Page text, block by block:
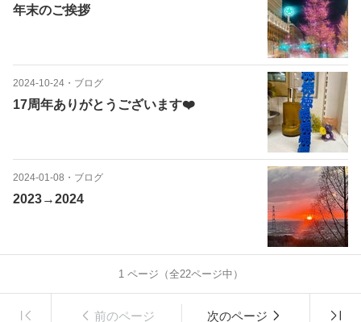
年末のご挨拶
2024-10-24 ・ ブログ
17周年ありがとうございます❤️
2024-01-08 ・ ブログ
2023→2024
1ページ（全22ページ中）
前のページ 次のページ